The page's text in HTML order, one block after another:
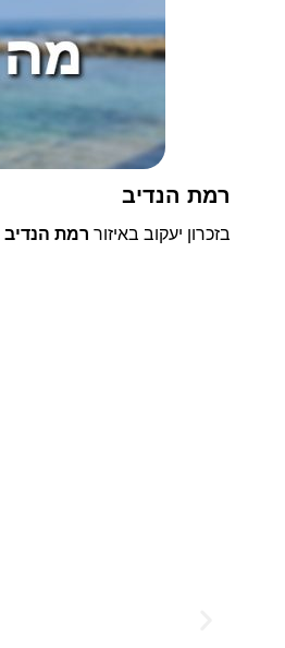
רמת הנדיב
בזכרון יעקוב באיזור רמת הנדיב